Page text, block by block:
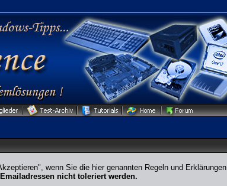
wenn Sie die hier genannten Regeln und Erklärungen
nicht toleriert werden.